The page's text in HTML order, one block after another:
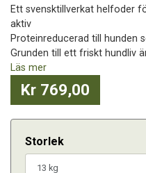
Ett svensktillverkat helfoder
aktiv
Proteinreducerad till hunden
Grunden till ett friskt hundliv
Läs mer
Kr 769,00
Storlek